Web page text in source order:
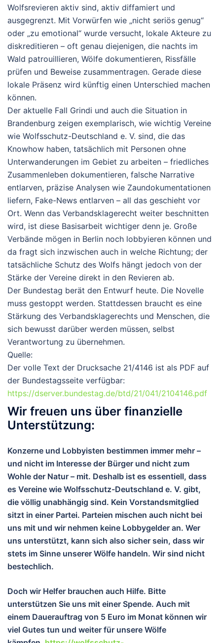
Wolfsrevieren aktiv sind, aktiv diffamiert und
ausgegrenzt. Mit Vorwürfen wie „nicht seriös genug“
oder „zu emotional“ wurde versucht, lokale Akteure zu
diskreditieren – oft genau diejenigen, die nachts im
Wald patrouillieren, Wölfe dokumentieren, Rissfälle
prüfen und Beweise zusammentragen. Gerade diese
lokale Präsenz wird künftig einen Unterschied machen
können.
Der aktuelle Fall Grindi und auch die Situation in
Brandenburg zeigen exemplarisch, wie wichtig Vereine
wie Wolfsschutz-Deutschland e. V. sind, die das
Knowhow haben, tatsächlich mit Personen ohne
Unterwanderungen im Gebiet zu arbeiten – friedliches
Zusammenleben dokumentieren, falsche Narrative
entlarven, präzise Analysen wie Zaundokumentationen
liefern, Fake-News entlarven – all das geschieht vor
Ort. Wenn das Verbandsklagerecht weiter beschnitten
wird, ist diese Basisarbeit wichtiger denn je. Große
Verbände mögen in Berlin noch lobbyieren können und
da fragt sich inzwischen auch in welche Richtung; der
tatsächliche Schutz des Wolfs hängt jedoch von der
Stärke der Vereine direkt in den Revieren ab.
Der Bundestag berät den Entwurf heute. Die Novelle
muss gestoppt werden. Stattdessen braucht es eine
Stärkung des Verbandsklagerechts und Menschen, die
sich bewusst darüber werden müssen, selbst
Verantwortung zu übernehmen.
Quelle:
Der volle Text der Drucksache 21/4146 ist als PDF auf
der Bundestagsseite verfügbar:
https://dserver.bundestag.de/btd/21/041/2104146.pdf
Wir freuen uns über finanzielle
Unterstützung:
Konzerne und Lobbyisten bestimmen immer mehr –
und nicht im Interesse der Bürger und nicht zum
Wohle der Natur – mit. Deshalb ist es essentiell, dass
es Vereine wie Wolfsschutz-Deutschland e. V. gibt,
die völlig unabhängig sind. Kein Vorstandsmitglied
sitzt in einer Partei. Parteien mischen auch nicht bei
uns mit und wir nehmen keine Lobbygelder an. Wer
uns unterstützt, kann sich also sicher sein, dass wir
stets im Sinne unserer Wölfe handeln. Wir sind nicht
bestechlich.
Doch wir Helfer brauchen auch Hilfe. Bitte
unterstützen Sie uns mit einer Spende. Auch mit
einem Dauerauftrag von 5 Euro im Monat können wir
viel Gutes tun und weiter für unsere Wölfe